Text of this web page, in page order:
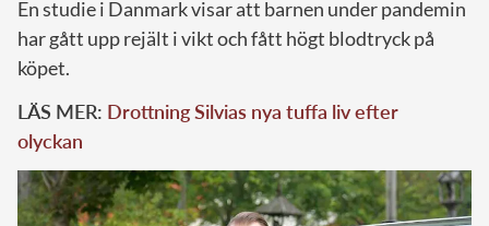
En studie i Danmark visar att barnen under pandemin
har gått upp rejält i vikt och fått högt blodtryck på
köpet.
LÄS MER: Drottning Silvias nya tuffa liv efter
olyckan